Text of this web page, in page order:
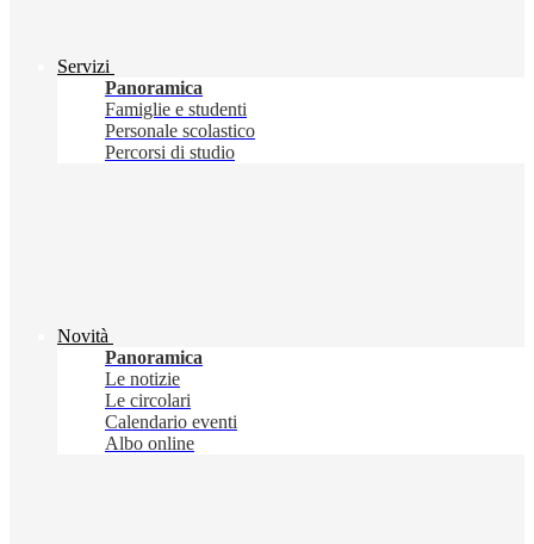
Servizi
Panoramica
Famiglie e studenti
Personale scolastico
Percorsi di studio
Novità
Panoramica
Le notizie
Le circolari
Calendario eventi
Albo online